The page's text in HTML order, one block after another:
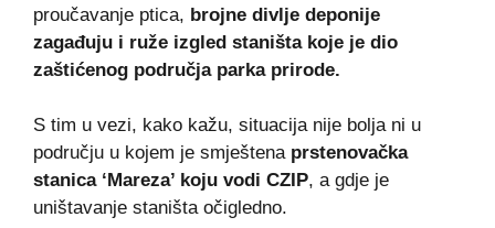
proučavanje ptica, brojne divlje deponije
zagađuju i ruže izgled staništa koje je dio
zaštićenog područja parka prirode.
S tim u vezi, kako kažu, situacija nije bolja ni u
području u kojem je smještena prstenovačka
stanica ‘Mareza’ koju vodi CZIP, a gdje je
uništavanje staništa očigledno.